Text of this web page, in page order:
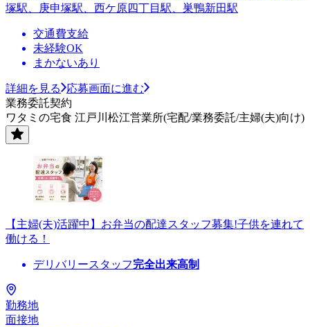
塚駅、庚申塚駅、西ケ原四丁目駅、巣鴨新田駅
交通費支給
未経験OK
まかないあり
詳細を見る
応募画面に進む
業務委託契約
ワタミの宅食 江戸川松江営業所(宅配/業務委託/主婦(夫)向け)
【主婦(夫)活躍中】お弁当の配達スタッフ募集!子供を連れて
働ける！
デリバリースタッフ完全出来高制
勤務地
面接地